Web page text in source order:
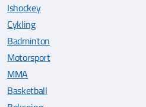
Ishockey
Cykling
Badminton
Motorsport
MMA
Basketball